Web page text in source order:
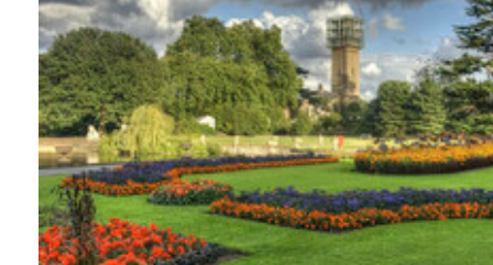
Изменить